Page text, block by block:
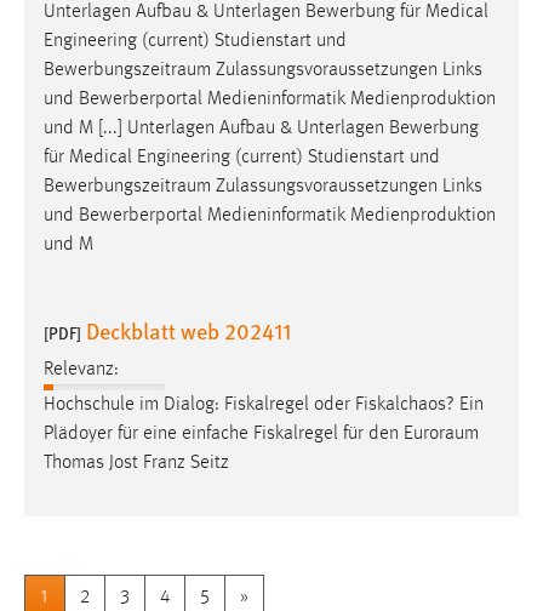
Unterlagen Aufbau & Unterlagen Bewerbung für Medical
Engineering (current) Studienstart und
Bewerbungszeitraum Zulassungsvoraussetzungen Links
und Bewerberportal Medieninformatik Medienproduktion
und M [...] Unterlagen Aufbau & Unterlagen Bewerbung
für Medical Engineering (current) Studienstart und
Bewerbungszeitraum Zulassungsvoraussetzungen Links
und Bewerberportal Medieninformatik Medienproduktion
und M
[PDF] Deckblatt web 202411
Relevanz:
Hochschule im Dialog: Fiskalregel oder Fiskalchaos? Ein
Plädoyer für eine einfache Fiskalregel für den Euroraum
Thomas Jost Franz Seitz
1 2 3 4 5 »